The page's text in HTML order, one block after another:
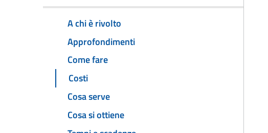
A chi è rivolto
Approfondimenti
Come fare
Costi
Cosa serve
Cosa si ottiene